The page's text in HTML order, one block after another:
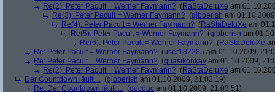
Re(2): Peter Pacult = Werner Faymann? (RaStaDeluXe am
Re(3): Peter Pacult = Werner Faymann? (gibberish am
Re(4): Peter Pacult = Werner Faymann? (RaStaDeluXe am
Re(5): Peter Pacult = Werner Faymann? (gibberish am
Re(6): Peter Pacult = Werner Faymann? (RaStaDeluXe
Re: Peter Pacult = Werner Faymann? (user182285 am 01.10.2009,
Re: Peter Pacult = Werner Faymann? (quasikonkav am 01.10.2009,
Re(2): Peter Pacult = Werner Faymann? (RaStaDeluXe am
Der Countdown läuft.... (gibberish am 01.10.2009, 21:02:19)
Re: Der Countdown läuft.... (ducduc am 01.10.2009, 21:03:51)